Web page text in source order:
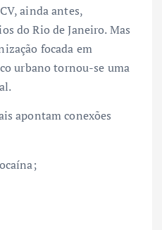
ainda antes,
do Rio de Janeiro. Mas
focada em
urbano tornou-se uma
apontam conexões